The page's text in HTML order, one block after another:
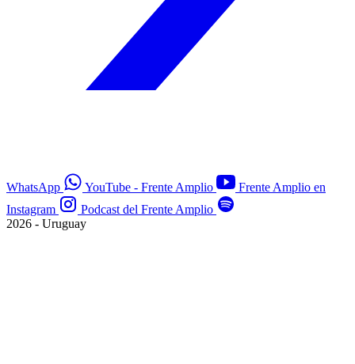
WhatsApp YouTube - Frente Amplio
Frente Amplio en
Instagram
Podcast del Frente Amplio
2026 - Uruguay